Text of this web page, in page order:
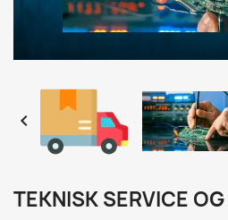

TEKNISK SERVICE